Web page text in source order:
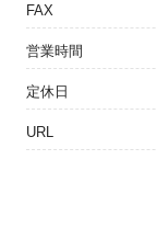
FAX
営業時間
定休日
URL